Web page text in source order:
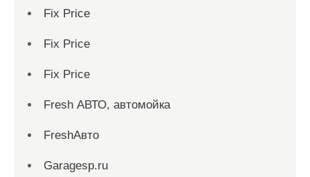
Fix Price
Fix Price
Fix Price
Fresh АВТО, автомойка
FreshАвто
Garagesp.ru